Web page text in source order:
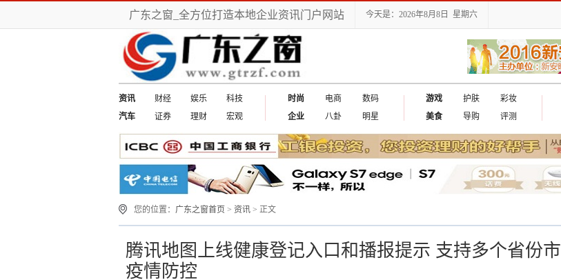
广东之窗_全方位打造本地企业资讯门户网站 今天是：2026年8月8日 星期六
资讯 财经 娱乐
科技
汽车
证券 理财 宏观
时尚 电商
数码
企业
八卦 明星
游戏 护肤
彩妆
美食
导购 评测
您的位置： 广东之窗首页 > 资讯 > 正文
腾讯地图上线健康登记入口和播报提示 支持多个省份市
疫情防控